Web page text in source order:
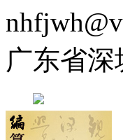
广东省深